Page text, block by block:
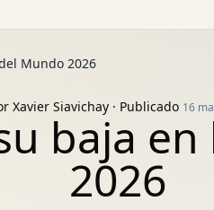
Mundo 2026
Xavier Siavichay· Publicado 16
baja
2026